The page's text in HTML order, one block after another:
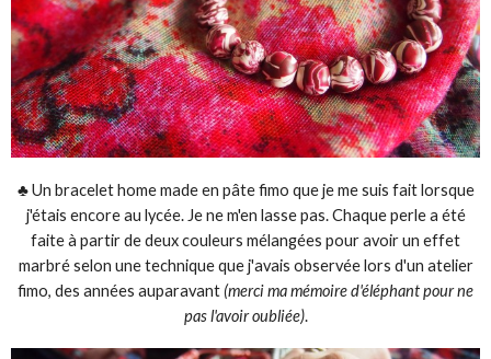
♣ Un bracelet home made en pâte fimo que je me suis fait lorsque
j'étais encore au lycée. Je ne m'en lasse pas. Chaque perle a été
faite à partir de deux couleurs mélangées pour avoir un effet
marbré selon une technique que j'avais observée lors d'un atelier
fimo, des années auparavant (merci ma mémoire d'éléphant pour ne
pas l'avoir oubliée).